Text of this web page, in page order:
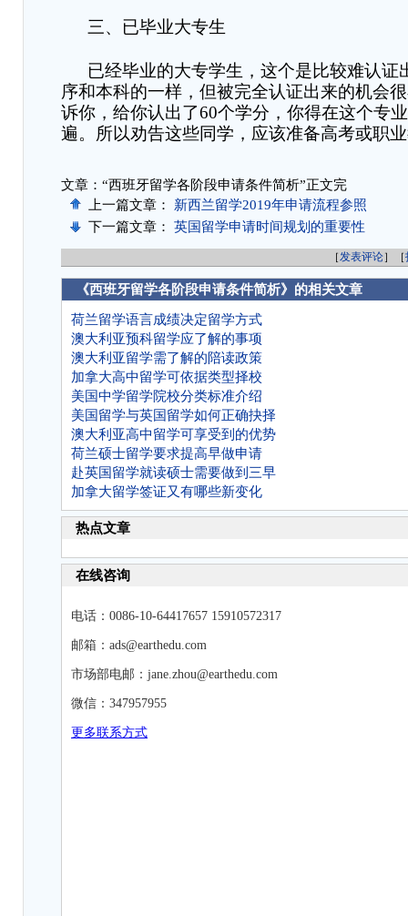
三、已毕业大专生
已经毕业的大专学生，这个是比较难认证
序和本科的一样，但被完全认证出来的机会
诉你，给你认出了60个学分，你得在这个专
遍。所以劝告这些同学，应该准备高考或职
文章：“西班牙留学各阶段申请条件简析”正文完
上一篇文章： 新西兰留学2019年申请流程参照
下一篇文章： 英国留学申请时间规划的重要性
［发表评论］［
《西班牙留学各阶段申请条件简析》的相关文章
荷兰留学语言成绩决定留学方式
澳大利亚预科留学应了解的事项
澳大利亚留学需了解的陪读政策
加拿大高中留学可依据类型择校
美国中学留学院校分类标准介绍
美国留学与英国留学如何正确抉择
澳大利亚高中留学可享受到的优势
荷兰硕士留学要求提高早做申请
赴英国留学就读硕士需要做到三早
加拿大留学签证又有哪些新变化
热点文章
在线咨询